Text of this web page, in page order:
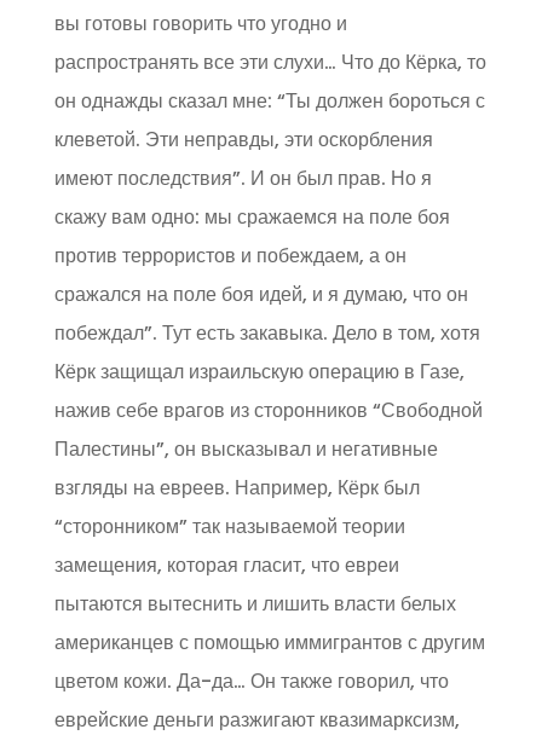
вы готовы говорить что угодно и
распространять все эти слухи… Что до Кёрка, то
он однажды сказал мне: “Ты должен бороться с
клеветой. Эти неправды, эти оскорбления
имеют последствия”. И он был прав. Но я
скажу вам одно: мы сражаемся на поле боя
против террористов и побеждаем, а он
сражался на поле боя идей, и я думаю, что он
побеждал”. Тут есть закавыка. Дело в том, хотя
Кёрк защищал израильскую операцию в Газе,
нажив себе врагов из сторонников “Свободной
Палестины”, он высказывал и негативные
взгляды на евреев. Например, Кёрк был
“сторонником” так называемой теории
замещения, которая гласит, что евреи
пытаются вытеснить и лишить власти белых
американцев с помощью иммигрантов с другим
цветом кожи. Да-да… Он также говорил, что
еврейские деньги разжигают квазимарксизм,